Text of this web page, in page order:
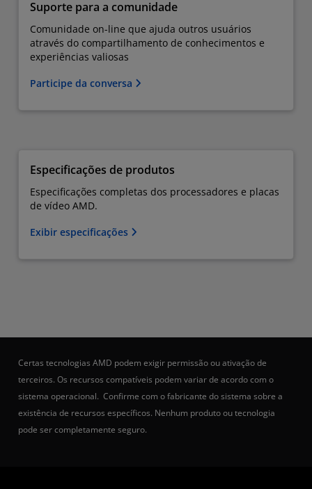
Suporte para a comunidade
Comunidade on-line que ajuda outros usuários
através do compartilhamento de conhecimentos e
experiências valiosas
Participe da conversa
Especificações de produtos
Especificações completas dos processadores e placas
de vídeo AMD.
Exibir especificações
Certas tecnologias AMD podem exigir permissão ou ativação de
terceiros. Os recursos compatíveis podem variar de acordo com o
sistema operacional. Confirme com o fabricante do sistema sobre a
existência de recursos específicos. Nenhum produto ou tecnologia
pode ser completamente seguro.